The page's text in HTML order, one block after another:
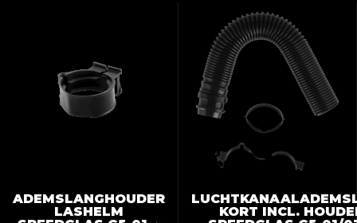
ADEMSLANGHOUDER
LASHELM
KORT INCL.